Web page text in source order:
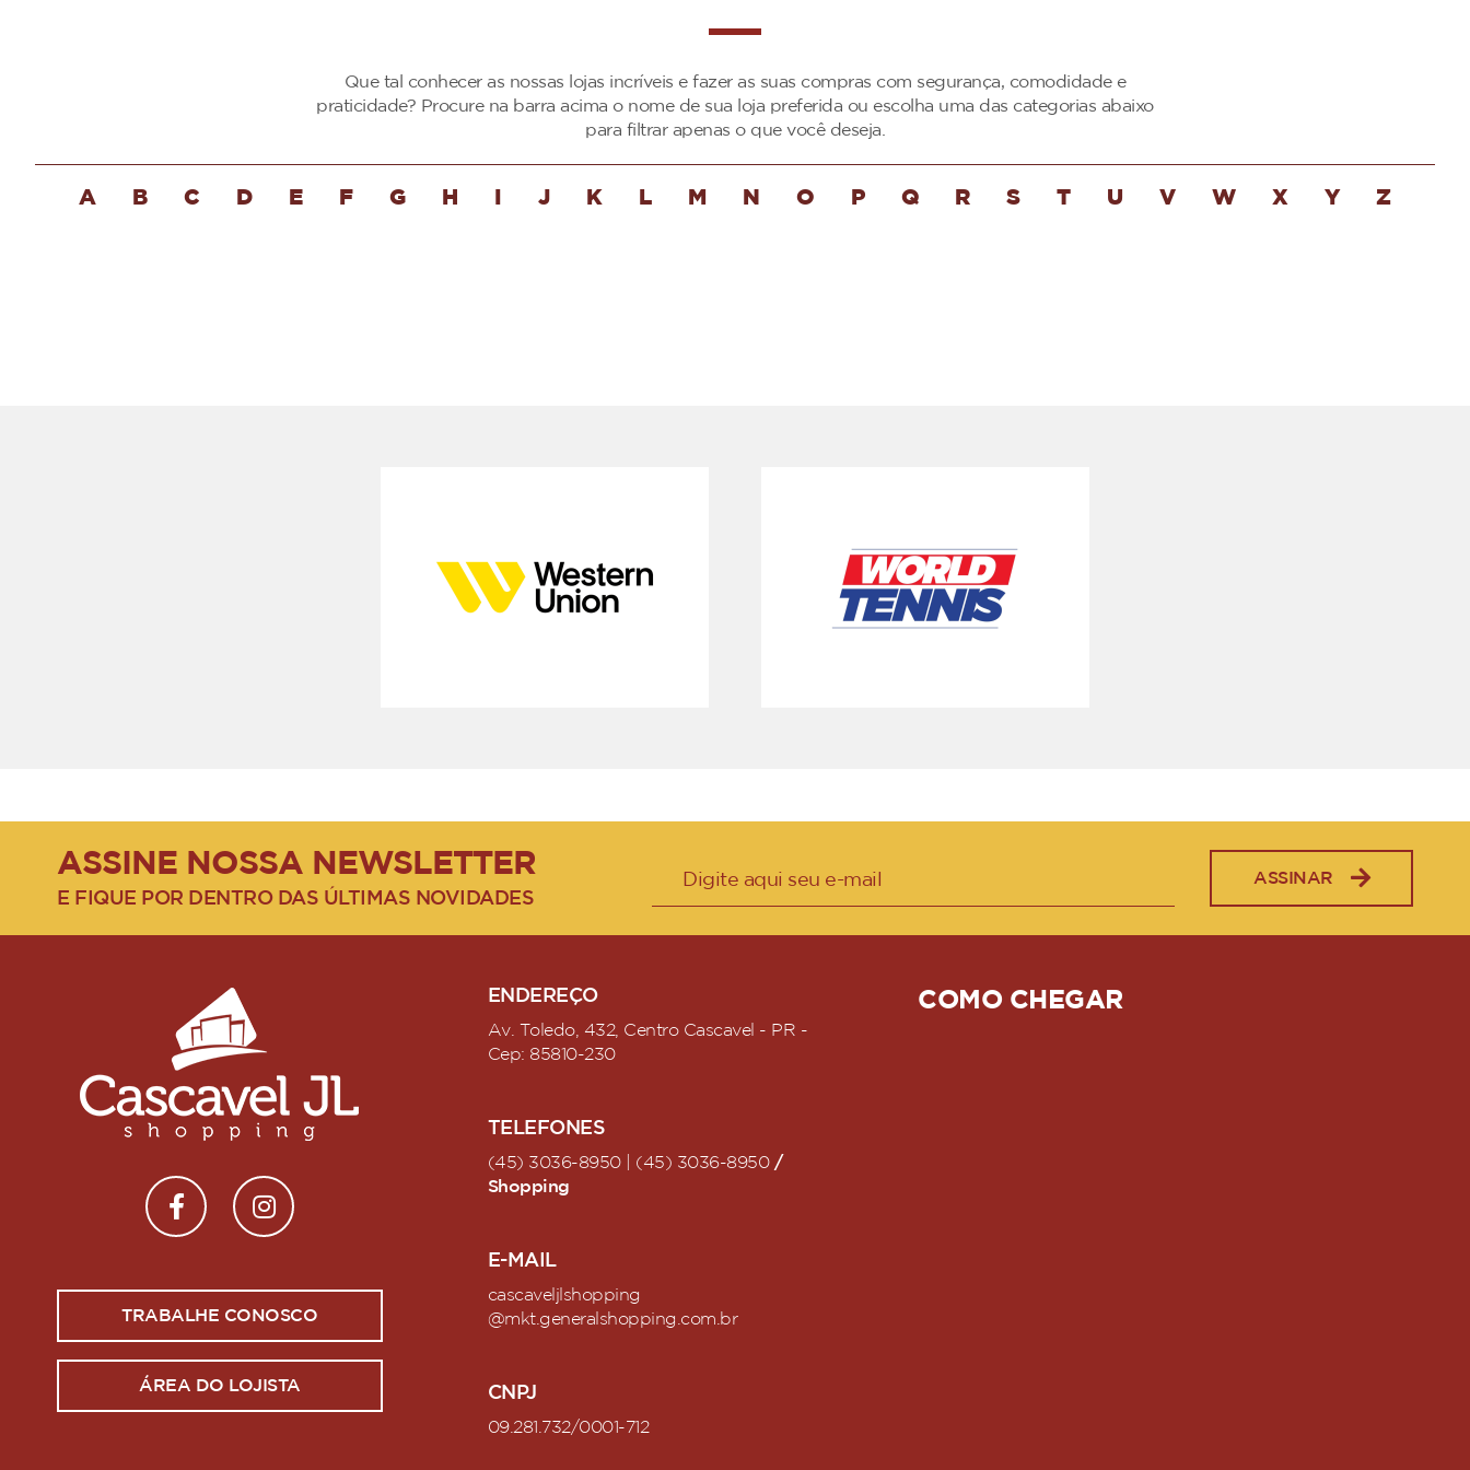
Que tal conhecer as nossas lojas incríveis e fazer as suas compras com segurança, comodidade e
praticidade? Procure na barra acima o nome de sua loja preferida ou escolha uma das categorias abaixo
para filtrar apenas o que você deseja.
A B C D E F G H J K L M N O P Q R S T U V W X Y Z
ASSINE NOSSA NEWSLETTER
E FIQUE POR DENTRO DAS ÚLTIMAS NOVIDADES
ASSINAR
TRABALHE CONOSCO
ÁREA DO LOJISTA
ENDEREÇO
Av. Toledo, 432, Centro Cascavel - PR -
Cep: 85810-230
TELEFONES
(45) 3036-8950 | (45) 3036-8950/
Shopping
E-MAIL
cascaveljlshopping
@mkt.generalshopping.com.br
CNPJ
09.281.732/0001-712
COMO CHEGAR